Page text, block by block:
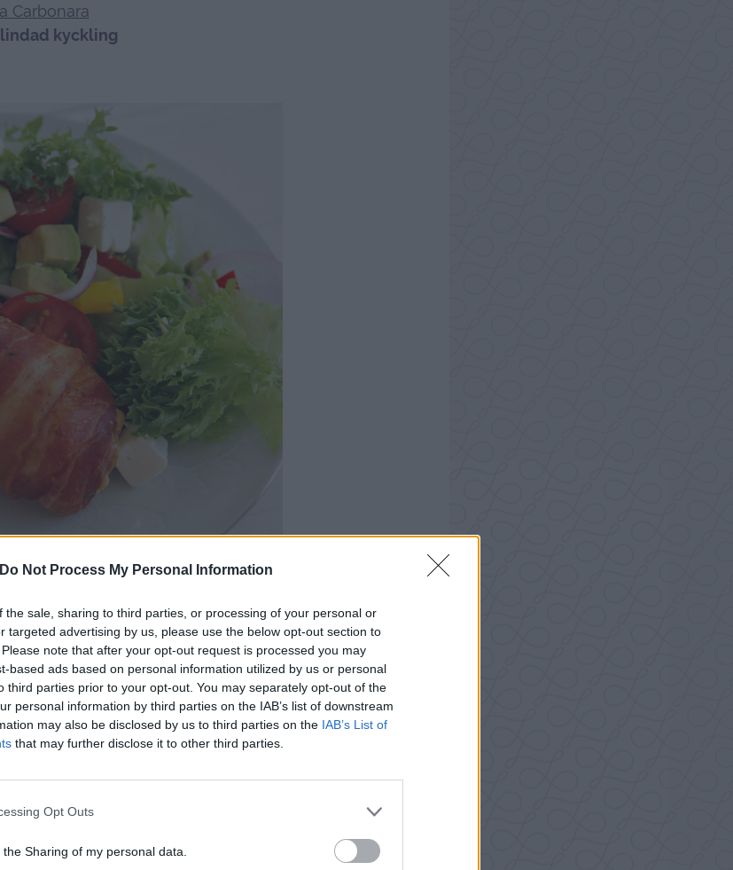
Do Not Process My Personal Information
the sale, sharing to third parties, or processing of your personal or
targeted advertising by us, please use the below opt-out section to
note that after your opt-out request is processed you may
based ads based on personal information utilized by us or personal
third parties prior to your opt-out. You may separately opt-out of the
personal information by third parties on the IAB’s list of downstream
may also be disclosed by us to third parties on the IAB’s List of
that may further disclose it to other third parties.
Opt Outs
Sharing of my personal data.
Carbonara
kyckling